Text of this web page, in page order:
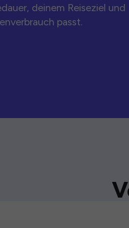
deinem Reiseziel und
passt.